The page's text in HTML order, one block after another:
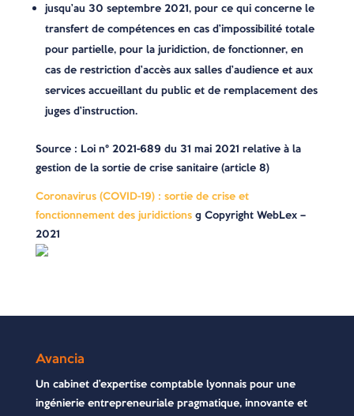
jusqu’au 30 septembre 2021, pour ce qui concerne le
transfert de compétences en cas d’impossibilité totale
pour partielle, pour la juridiction, de fonctionner, en
cas de restriction d’accès aux salles d’audience et aux
services accueillant du public et de remplacement des
juges d’instruction.
Source : Loi n° 2021-689 du 31 mai 2021 relative à la
gestion de la sortie de crise sanitaire (article 8)
Coronavirus (COVID-19) : sortie de crise et
fonctionnement des juridictions© Copyright WebLex –
2021
Avancia
Un cabinet d’expertise comptable lyonnais pour une
ingénierie entrepreneuriale pragmatique, innovante et